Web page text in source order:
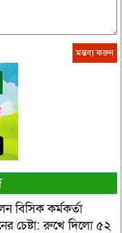
বিসিক কর্মকর্তা
চেষ্টা: রুখে দিলো ৫২